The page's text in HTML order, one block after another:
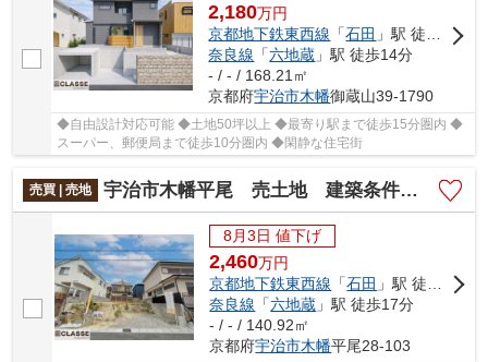
2,180万円
京都地下鉄東西線 「石田 」駅 徒歩14分
奈良線 「六地蔵 」駅 徒歩14分
- / - / 168.21㎡
京都府宇治市木幡御蔵山39-1790
◆自由設計対応可能 ◆土地50坪以上 ◆最寄り駅まで徒歩15分圏内 ◆
スーパー、郵便局まで徒歩10分圏内 ◆閑静な住宅街
売買 | 売地 宇治市木幡平尾 売土地 建築条件無し
8月3日 値下げ
2,460万円
京都地下鉄東西線 「石田 」駅 徒歩13分
奈良線 「六地蔵 」駅 徒歩17分
- / - / 140.92㎡
京都府宇治市木幡平尾28-103